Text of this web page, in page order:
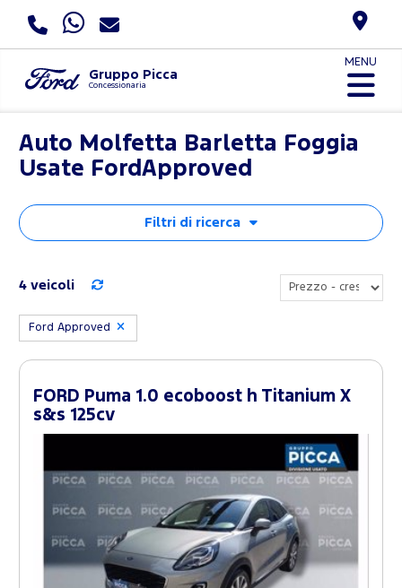
Gruppo Picca
Concessionaria
MENU
Auto Molfetta Barletta Foggia
Usate FordApproved
Filtri di ricerca
4 veicoli
Ford Approved
FORD Puma 1.0 ecoboost h Titanium X
s&s 125cv